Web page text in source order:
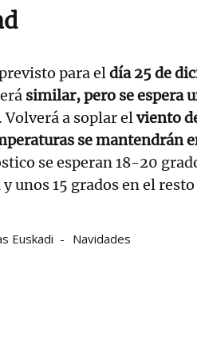
para eldía 25 de
similar, pero se espera
. Volverá a soplar elviento
se mantendrán
se esperan 18-20
unos 15 grados en el
Euskadi Navidades